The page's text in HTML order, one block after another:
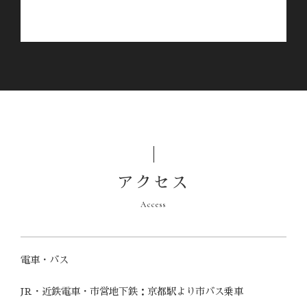
アクセス
Access
電車・バス
JR・近鉄電車・市営地下鉄：京都駅より市バス乗車